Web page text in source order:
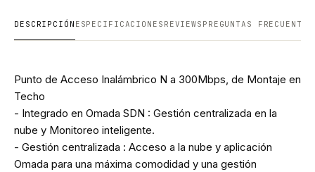
DESCRIPCIÓN ESPECIFICACIONES REVIEWS PREGUNTAS FRECUENTES
Punto de Acceso Inalámbrico N a 300Mbps, de Montaje en
Techo
- Integrado en Omada SDN : Gestión centralizada en la
nube y Monitoreo inteligente.
- Gestión centralizada : Acceso a la nube y aplicación
Omada para una máxima comodidad y una gestión